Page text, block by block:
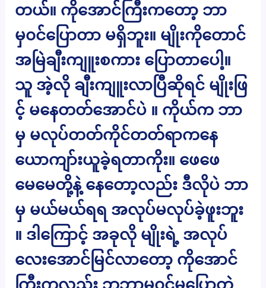
တယ်။ ကိုအောင်ကြီးကတော့ ဘာ
မှ၀င်ပြောတာ မရှိဘူး။ မျိုးကိုတောင်
အမြဲချီးကျူးစကား ပြောတာပေါ့။
သူ အဲ့လို ချီးကျူးလာပြီဆိုရင် မျိုးဖြ
င့် မနေတတ်အောင်ပဲ ။ ကိုယ်က ဘာ
မှ မလုပ်တတ်ကိုင်တတ်ရာကနေ
ယောကျာ်းယူခဲ့ရတာကိုး။ ဖေဖေ
မေမေတို့နဲ့ နေတော့လည်း ဒီလိုပဲ ဘာ
မှ မယ်မယ်ရရ အလုပ်မလုပ်ခဲ့ဖူးဘူး
။ ဒါကြောင့် အခုလို မျိုးရဲ့ အလုပ်
လေးအောင်မြင်လာတော့ ကိုအောင်
ကြီးကလည်း ဘဘာမှ၀င်မပြောတဲ့